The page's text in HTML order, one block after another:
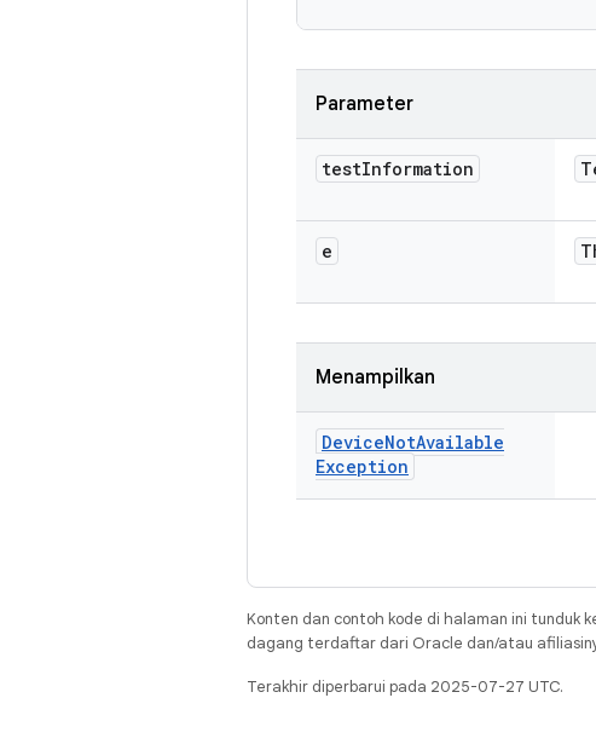
Parameter
testInformation
e
Menampilkan
DeviceNotAvailable
Exception
Konten dan contoh kode di halaman ini tunduk
dagang terdaftar dari Oracle dan/atau
Terakhir diperbarui pada 2025-07-27 UTC.